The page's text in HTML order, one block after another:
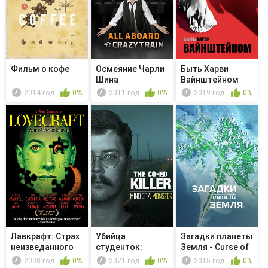
Фильм о кофе
2014 год 0%
Осмеяние Чарли
Шина
2011 год 0%
Быть Харви
Вайнштейном
2019 год 0%
Лавкрафт: Страх
неизведанного
2008 год 0%
Убийца
студенток:
Разум монстра
2021 год 0%
Загадки планеты
Земля - Curse of
the ...2015 год 0%